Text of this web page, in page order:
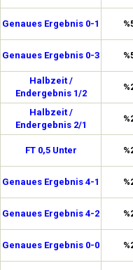
Genaues Ergebnis 0-1
Genaues Ergebnis 0-3
Halbzeit /
Endergebnis 1/2
Halbzeit /
Endergebnis 2/1
FT 0,5 Unter
Genaues Ergebnis 4-1
Genaues Ergebnis 4-2
Genaues Ergebnis 0-0